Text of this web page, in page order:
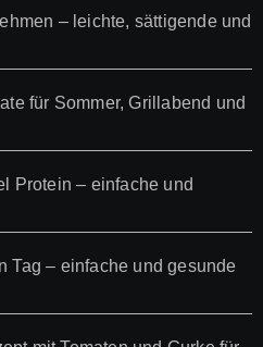
– leichte, sättigende und
für Sommer, Grillabend und
Protein – einfache und
Tag – einfache und gesunde